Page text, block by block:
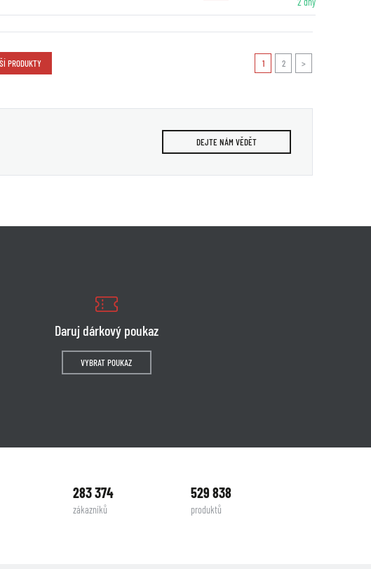
PRODUKTY 1 2 >
DEJTE NÁM VĚDĚT
Daruj dárkový poukaz
VYBRAT POUKAZ
283 374
zákazníků
529 838
produktů